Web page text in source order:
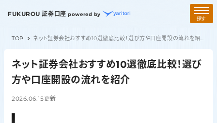
FUKUROU 証券口座 powered by
探す
TOP ネット証券会社おすすめ10選徹底比較！選び方や口座開設の流れを紹介
ネット証券会社おすすめ10選徹底比較！選び
方や口座開設の流れを紹介
2026.06.15更新